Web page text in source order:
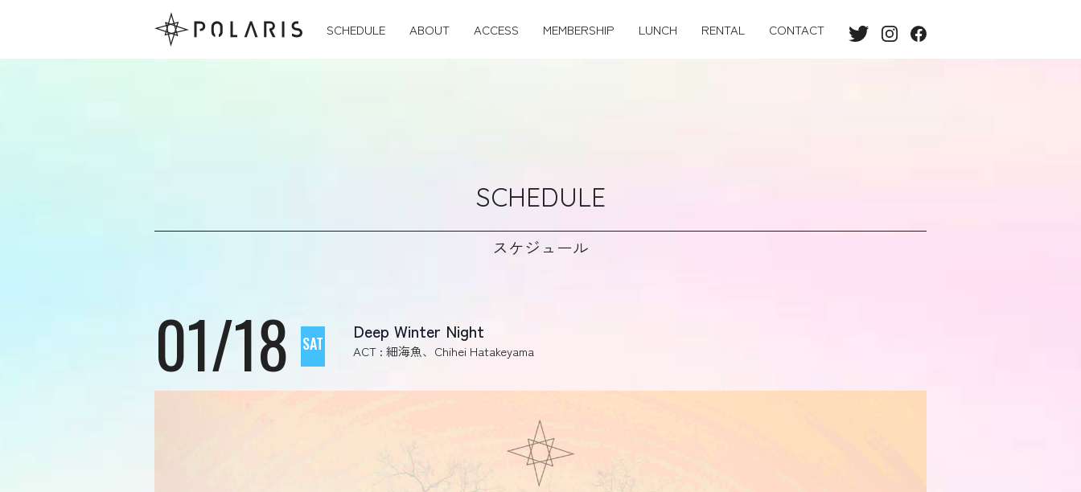
SCHEDULE ABOUT ACCESS MEMBERSHIP LUNCH RENTAL CONTACT
SCHEDULE
スケジュール
01/18 SAT
Deep Winter Night
ACT : 細海魚、Chihei Hatakeyama